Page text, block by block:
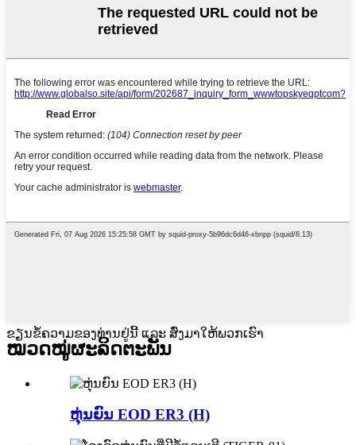
ຂຽນຂໍ້ຄວາມຂອງທ່ານຢູ່ນີ້ ແລະ ສົ່ງມາໃຫ້ພວກເຮົາ
ໝວດໝູ່ຜະລິດຕະພັນ
ຫຸ່ນຍົນ EOD ER3 (H)